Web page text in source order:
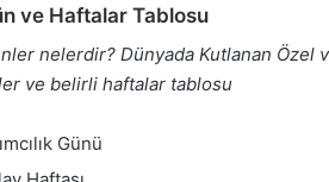
ve Haftalar Tablosu
nelerdir? Dünyada Kutlanan Özel
ve belirli haftalar tablosu
Günü